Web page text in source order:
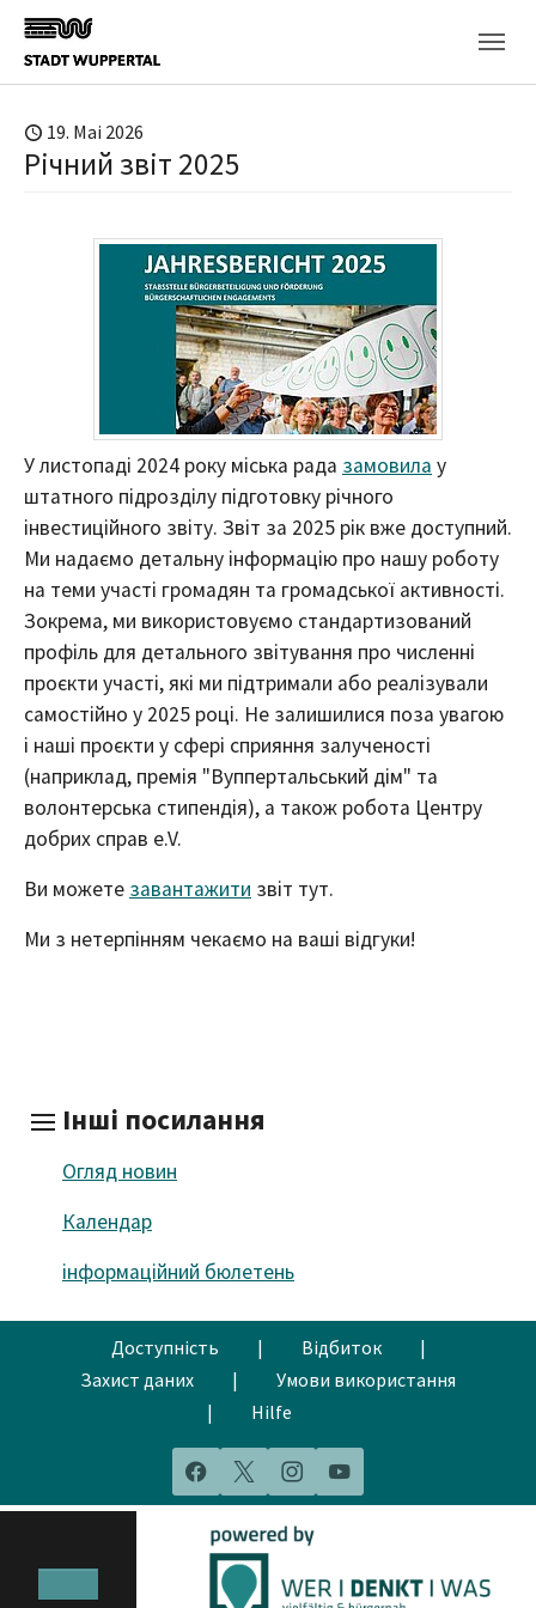
Skip to main content
19. Mai 2026
Річний звіт 2025
У листопаді 2024 року міська рада замовила у
штатного підрозділу підготовку річного
інвестиційного звіту. Звіт за 2025 рік вже доступний.
Ми надаємо детальну інформацію про нашу роботу
на теми участі громадян та громадської активності.
Зокрема, ми використовуємо стандартизований
профіль для детального звітування про численні
проєкти участі, які ми підтримали або реалізували
самостійно у 2025 році. Не залишилися поза увагою
і наші проєкти у сфері сприяння залученості
(наприклад, премія "Вуппертальський дім" та
волонтерська стипендія), а також робота Центру
добрих справ e.V.
Ви можете завантажити звіт тут.
Ми з нетерпінням чекаємо на ваші відгуки!
Інші посилання
Огляд новин
Календар
інформаційний бюлетень
Доступність | Відбиток
|
Захист даних
|
Умови використання
|
Hilfe
Facebook
X InstagramYouTube